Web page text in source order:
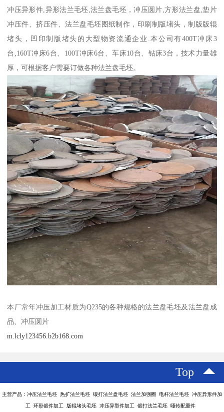
冲压异形件,异形法兰毛坯,法兰盘毛坯，冲压圆片,方形法兰盘,垫片
冲压件、挤压件、法兰盘毛坯图纸制作，印刷制版堵头，制版版辊
堵头，凹印制版堵头的大型物资流通企业.本公司有400T冲床3
台,160T冲床6台、100T冲床6台、车床10台、钻床3台，技术力量雄
厚，可根据客户需要订做各种法兰盘毛坯。
本厂常年冲压加工材质为Q235的各种规格的法兰盘毛坯及法兰盘成
品、冲压圆片
m.lcly123456.b2b168.com
Top
主营产品：冲压法兰毛坯 热扩法兰毛坯 锻打法兰盘毛坯 法兰加强圈 电杆法兰毛坯 冲压异形件加
工 环形锻件加工 版辊堵头毛坯 冲压异型件加工 锻打法兰毛坯 哑铃配重件